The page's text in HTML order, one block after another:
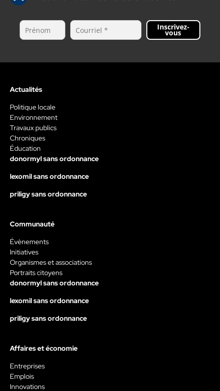
Inscrivez-
vous
Actualités
Politique locale
Environnement
Travaux publics
Chroniques
Éducation
donormyl sans ordonnance
lexomil sans ordonnance
priligy sans ordonnance
Communauté
Évènements
Initiatives
Organismes et associations
Portraits citoyens
donormyl sans ordonnance
lexomil sans ordonnance
priligy sans ordonnance
Affaires et économie
Entreprises
Emplois
Innovations